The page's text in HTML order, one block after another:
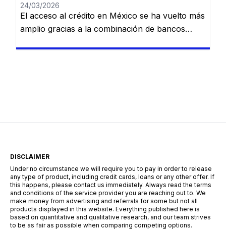
24/03/2026
El acceso al crédito en México se ha vuelto más
amplio gracias a la combinación de bancos
decisiones responsables. ¿Qué tipos de […]
DISCLAIMER
Under no circumstance we will require you to pay in order to release
any type of product, including credit cards, loans or any other offer. If
this happens, please contact us immediately. Always read the terms
and conditions of the service provider you are reaching out to. We
make money from advertising and referrals for some but not all
products displayed in this website. Everything published here is
based on quantitative and qualitative research, and our team strives
to be as fair as possible when comparing competing options.